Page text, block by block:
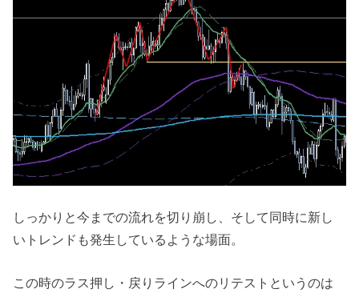
しっかりと今までの流れを切り崩し、そして同時に新し
いトレンドも発生しているような場面。
この時のラス押し・戻りラインへのリテストというのは